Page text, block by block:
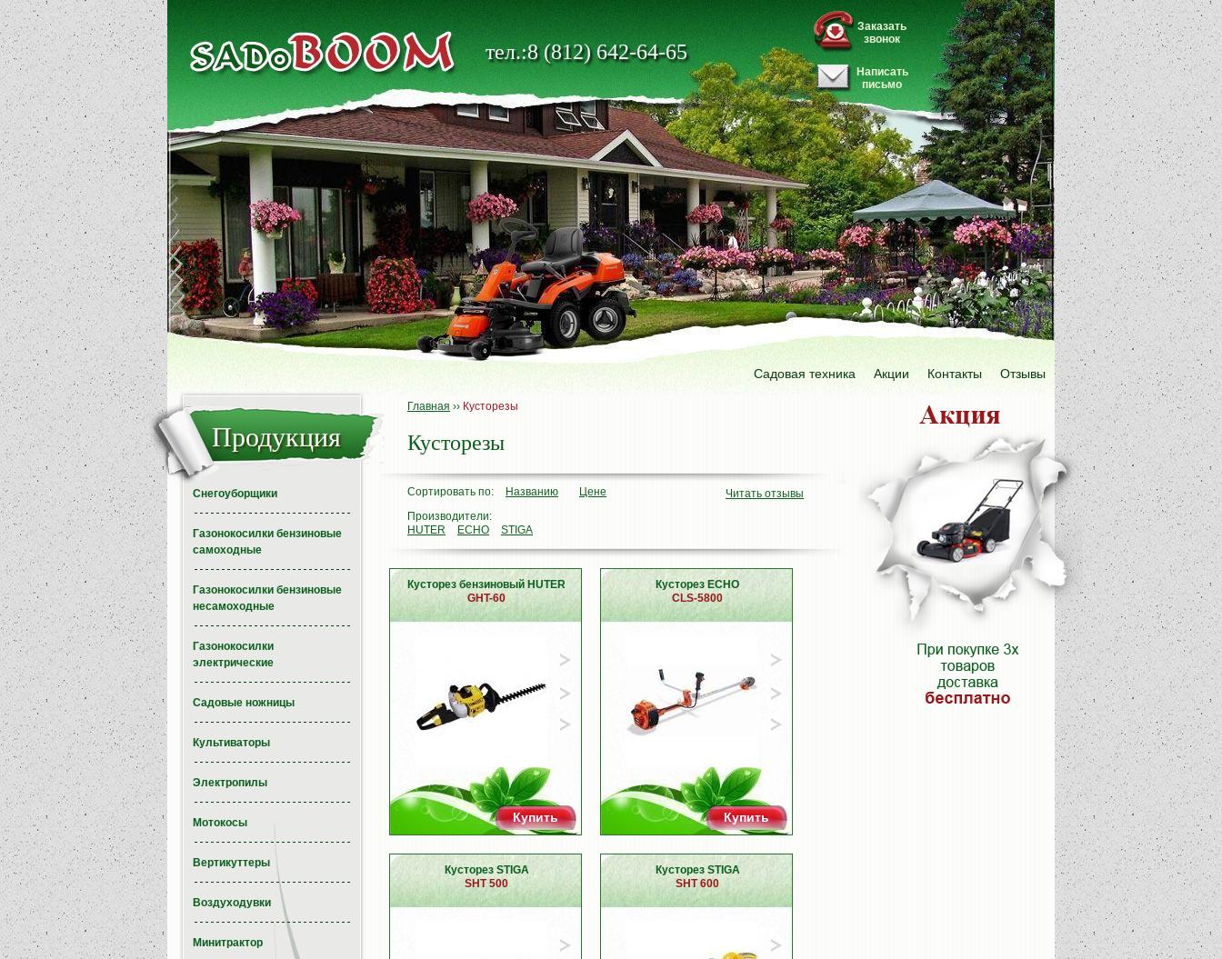
тел.:8 (812) 642-64-65
Заказать
звонок
Написать
письмо
Садовая техника Акции Контакты Отзывы
Главная ›› Кусторезы
Кусторезы
Сортировать по: Названию Цене
Читать отзывы
Производители:
HUTER
ECHO STIGA
Кусторез бензиновый HUTER
GHT-60
Купить
Кусторез ECHO
CLS-5800
Купить
Кусторез STIGA
SHT 500
Кусторез STIGA
SHT 600
Продукция
Снегоуборщики
Газонокосилки бензиновые
самоходные
Газонокосилки бензиновые
несамоходные
Газонокосилки
электрические
Садовые ножницы
Культиваторы
Электропилы
Мотокосы
Вертикуттеры
Воздуходувки
Минитрактор